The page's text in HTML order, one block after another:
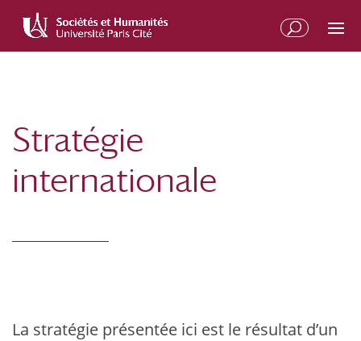
contenu
Stratégie
internationale
La stratégie présentée ici est le résultat d’un